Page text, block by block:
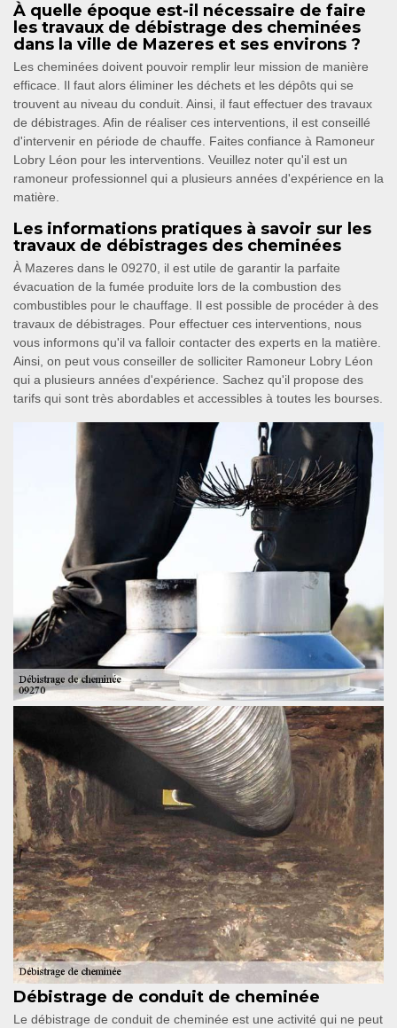
À quelle époque est-il nécessaire de faire
les travaux de débistrage des cheminées
dans la ville de Mazeres et ses environs ?
Les cheminées doivent pouvoir remplir leur mission de manière
efficace. Il faut alors éliminer les déchets et les dépôts qui se
trouvent au niveau du conduit. Ainsi, il faut effectuer des travaux
de débistrages. Afin de réaliser ces interventions, il est conseillé
d'intervenir en période de chauffe. Faites confiance à Ramoneur
Lobry Léon pour les interventions. Veuillez noter qu'il est un
ramoneur professionnel qui a plusieurs années d'expérience en la
matière.
Les informations pratiques à savoir sur les
travaux de débistrages des cheminées
À Mazeres dans le 09270, il est utile de garantir la parfaite
évacuation de la fumée produite lors de la combustion des
combustibles pour le chauffage. Il est possible de procéder à des
travaux de débistrages. Pour effectuer ces interventions, nous
vous informons qu'il va falloir contacter des experts en la matière.
Ainsi, on peut vous conseiller de solliciter Ramoneur Lobry Léon
qui a plusieurs années d'expérience. Sachez qu'il propose des
tarifs qui sont très abordables et accessibles à toutes les bourses.
Débistrage de conduit de cheminée
Le débistrage de conduit de cheminée est une activité qui ne peut